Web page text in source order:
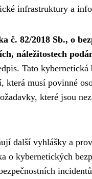
infrastruktury a
č. 82/2018 Sb., o
náležitostech
Tato kybernetická
která musí povinné
které jsou
další vyhlášky a
o kybernetických